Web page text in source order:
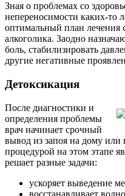
Зная о проблемах со
непереносимости каких-то
оптимальный план
алкоголика. Заодно
боль, стабилизировать
другие негативные
Детоксикация
После диагностики и
определения проблемы
врач начинает срочный
вывод из запоя на дому или
процедурой на этом этапе
решает разные задачи:
ускоряет выведение
восстанавливает